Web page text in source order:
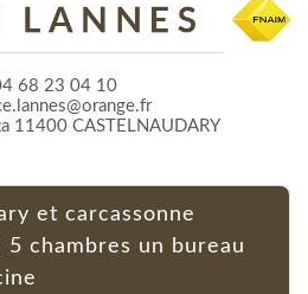
68 23 04 10
11400 CASTELNAUDARY
5 chambres un bureau